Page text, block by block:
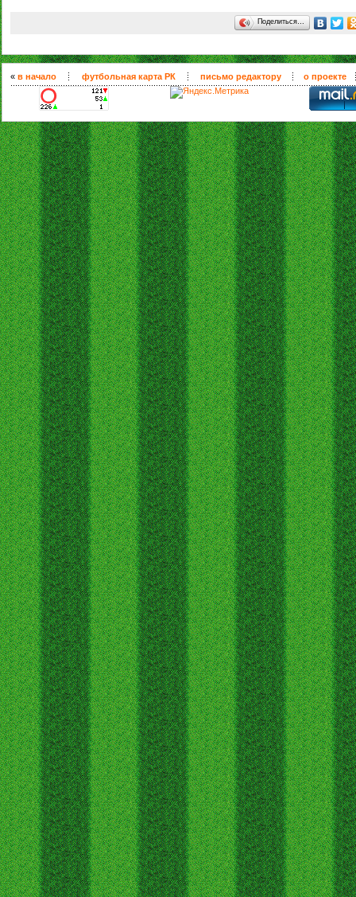
Поделиться…
« в начало футбольная карта РК письмо редактору о проекте